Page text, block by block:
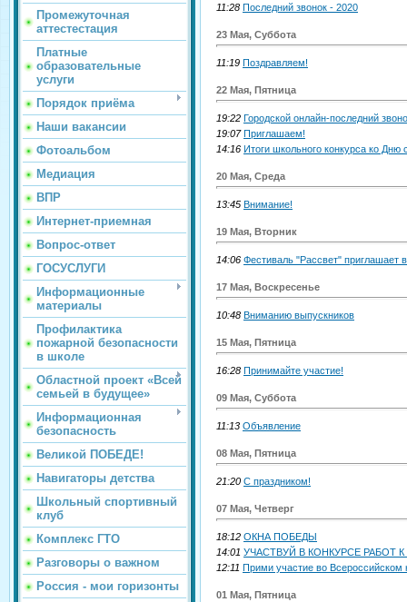
Промежуточная
аттестестация
Платные
образовательные
услуги
Порядок приёма
Наши вакансии
Фотоальбом
Медиация
ВПР
Интернет-приемная
Вопрос-ответ
ГОСУСЛУГИ
Информационные
материалы
Профилактика
пожарной безопасности
в школе
Областной проект «Всей
семьей в будущее»
Информационная
безопасность
Великой ПОБЕДЕ!
Навигаторы детства
Школьный спортивный
клуб
Комплекс ГТО
Разговоры о важном
Россия - мои горизонты
11:28 Последний звонок - 2020
23 Мая, Суббота
11:19 Поздравляем!
22 Мая, Пятница
19:22 Городской онлайн-последний
19:07 Приглашаем!
14:16 Итоги школьного конкурса ко Дню
20 Мая, Среда
13:45 Внимание!
19 Мая, Вторник
14:06 Фестиваль "Рассвет" приглашает
17 Мая, Воскресенье
10:48 Вниманию выпускников
15 Мая, Пятница
16:28 Принимайте участие!
09 Мая, Суббота
11:13 Объявление
08 Мая, Пятница
21:20 С праздником!
07 Мая, Четверг
18:12 ОКНА ПОБЕДЫ
14:01 УЧАСТВУЙ В КОНКУРСЕ РАБОТ
12:11 Прими участие во Всероссийском
01 Мая, Пятница